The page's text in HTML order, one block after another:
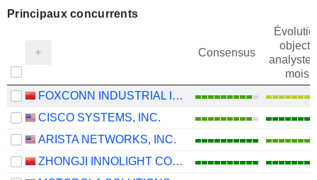
Principaux concurrents
Consensus
objectif
mois
FOXCONN INDUSTRIAL INTERNET CO., LTD.
CISCO SYSTEMS, INC.
ARISTA NETWORKS, INC.
ZHONGJI INNOLIGHT CO., LTD.